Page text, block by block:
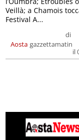
Aosta
di
gazzettamatin
il
Veillà; a Chamois
Festival A...